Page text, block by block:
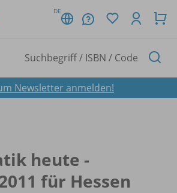
DE
Newsletter anmelden!
heute -
für Hessen